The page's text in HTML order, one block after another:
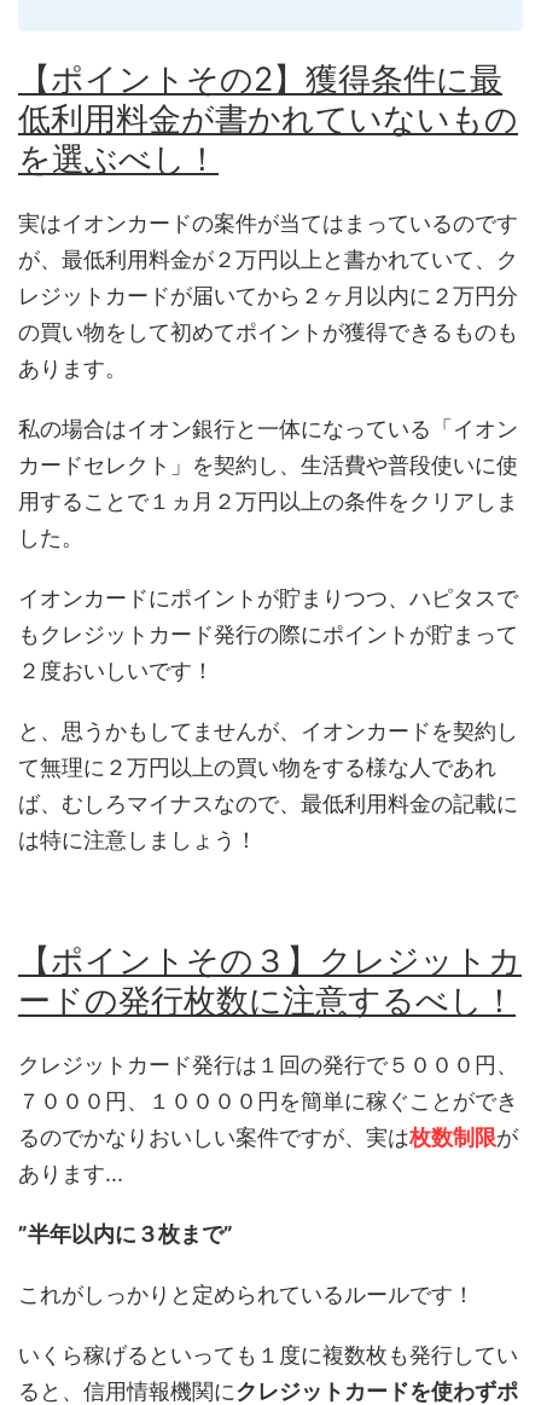
【ポイントその2】獲得条件に最
低利用料金が書かれていないもの
を選ぶべし！
実はイオンカードの案件が当てはまっているのです
が、最低利用料金が２万円以上と書かれていて、ク
レジットカードが届いてから２ヶ月以内に２万円分
の買い物をして初めてポイントが獲得できるものも
あります。
私の場合はイオン銀行と一体になっている「イオン
カードセレクト」を契約し、生活費や普段使いに使
用することで１ヵ月２万円以上の条件をクリアしま
した。
イオンカードにポイントが貯まりつつ、ハピタスで
もクレジットカード発行の際にポイントが貯まって
２度おいしいです！
と、思うかもしてませんが、イオンカードを契約し
て無理に２万円以上の買い物をする様な人であれ
ば、むしろマイナスなので、最低利用料金の記載に
は特に注意しましょう！
【ポイントその３】クレジットカ
ードの発行枚数に注意するべし！
クレジットカード発行は１回の発行で５０００円、
７０００円、１００００円を簡単に稼ぐことができ
るのでかなりおいしい案件ですが、実は枚数制限が
あります...
”半年以内に３枚まで”
これがしっかりと定められているルールです！
いくら稼げるといっても１度に複数枚も発行してい
ると、信用情報機関にクレジットカードを使わずポ